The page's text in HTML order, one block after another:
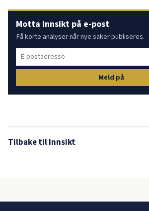
Motta Innsikt på e-post
Få korte analyser når nye saker publiseres.
Meld på
Tilbake til Innsikt